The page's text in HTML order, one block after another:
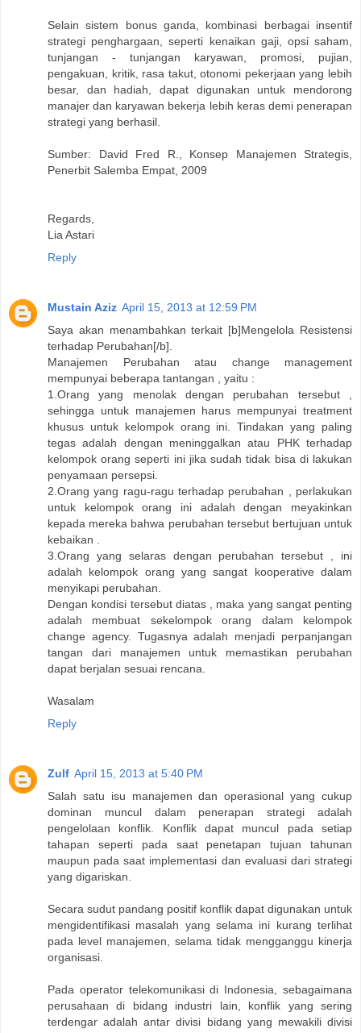
Selain sistem bonus ganda, kombinasi berbagai insentif
strategi penghargaan, seperti kenaikan gaji, opsi saham,
tunjangan - tunjangan karyawan, promosi, pujian,
pengakuan, kritik, rasa takut, otonomi pekerjaan yang lebih
besar, dan hadiah, dapat digunakan untuk mendorong
manajer dan karyawan bekerja lebih keras demi penerapan
strategi yang berhasil.
Sumber: David Fred R., Konsep Manajemen Strategis,
Penerbit Salemba Empat, 2009
Regards,
Lia Astari
Reply
Mustain Aziz April 15, 2013 at 12:59 PM
Saya akan menambahkan terkait [b]Mengelola Resistensi
terhadap Perubahan[/b].
Manajemen Perubahan atau change management
mempunyai beberapa tantangan , yaitu :
1.Orang yang menolak dengan perubahan tersebut ,
sehingga untuk manajemen harus mempunyai treatment
khusus untuk kelompok orang ini. Tindakan yang paling
tegas adalah dengan meninggalkan atau PHK terhadap
kelompok orang seperti ini jika sudah tidak bisa di lakukan
penyamaan persepsi.
2.Orang yang ragu-ragu terhadap perubahan , perlakukan
untuk kelompok orang ini adalah dengan meyakinkan
kepada mereka bahwa perubahan tersebut bertujuan untuk
kebaikan .
3.Orang yang selaras dengan perubahan tersebut , ini
adalah kelompok orang yang sangat kooperative dalam
menyikapi perubahan.
Dengan kondisi tersebut diatas , maka yang sangat penting
adalah membuat sekelompok orang dalam kelompok
change agency. Tugasnya adalah menjadi perpanjangan
tangan dari manajemen untuk memastikan perubahan
dapat berjalan sesuai rencana.
Wasalam
Reply
Zulf April 15, 2013 at 5:40 PM
Salah satu isu manajemen dan operasional yang cukup
dominan muncul dalam penerapan strategi adalah
pengelolaan konflik. Konflik dapat muncul pada setiap
tahapan seperti pada saat penetapan tujuan tahunan
maupun pada saat implementasi dan evaluasi dari strategi
yang digariskan.
Secara sudut pandang positif konflik dapat digunakan untuk
mengidentifikasi masalah yang selama ini kurang terlihat
pada level manajemen, selama tidak mengganggu kinerja
organisasi.
Pada operator telekomunikasi di Indonesia, sebagaimana
perusahaan di bidang industri lain, konflik yang sering
terdengar adalah antar divisi bidang yang mewakili divisi